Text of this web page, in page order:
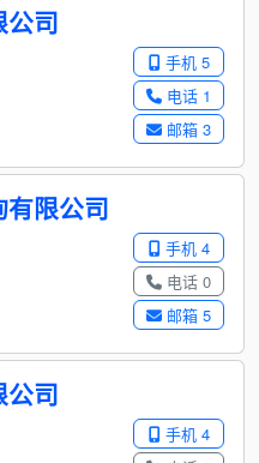
公司
手机 5
电话 1
邮箱 3
限公司
手机 4
电话 0
邮箱 5
公司
手机 4